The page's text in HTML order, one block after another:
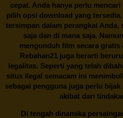
cepat. Anda hanya perlu
pilih opsi download yang
tersimpan dalam perangkat
saja dan di mana saja.
mengunduh film secara
Rebahan21 juga berarti
legalitas. Seperti yang telah
situs ilegal semacam ini
sebagai pengguna juga perlu
akibat dari
Di tengah dinamika